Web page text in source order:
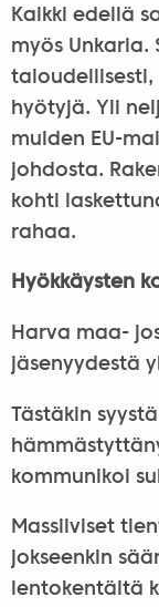
Kaikki edellä
myös Unkaria.
taloudellisesti,
hyötyjä. Yli
muiden EU-
johdosta.
kohti
rahaa.
Hyökkäysten
Harva maa-
jäsenyydestä
Tästäkin
kommunikoi
Massiiviset
jokseenkin
lentokentältä